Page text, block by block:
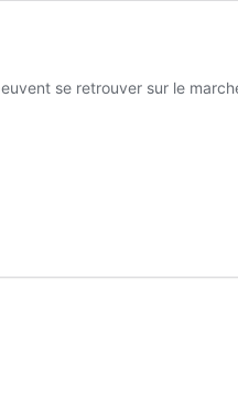
se retrouver sur le